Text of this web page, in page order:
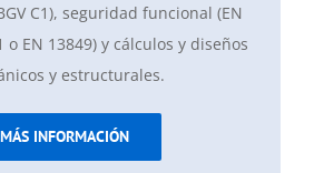
C1), seguridad funcional (EN
o EN 13849) y cálculos y diseños
y estructurales.
MÁS INFORMACIÓN